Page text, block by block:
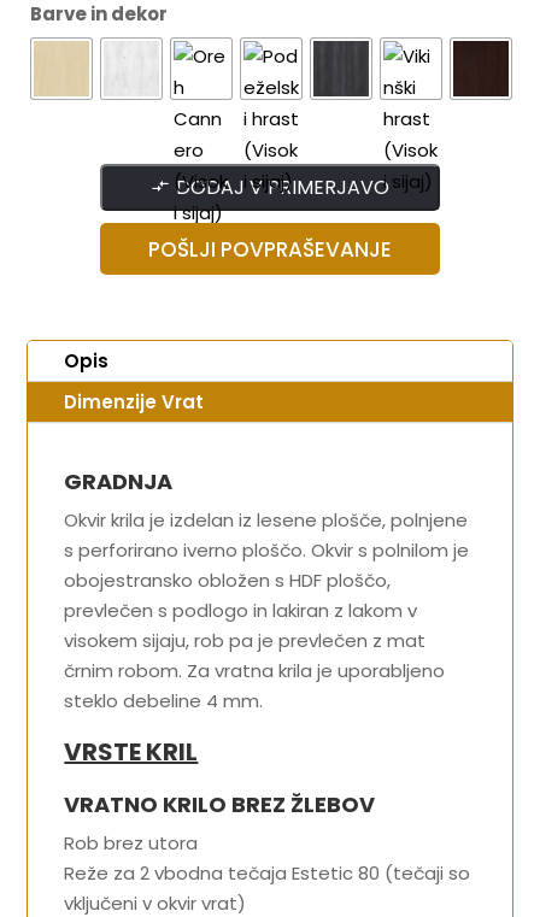
Barve in dekor
DODAJ V PRIMERJAVO
POŠLJI POVPRAŠEVANJE
Opis
Dimenzije Vrat
GRADNJA
Okvir krila je izdelan iz lesene plošče, polnjene
s perforirano iverno ploščo. Okvir s polnilom je
obojestransko obložen s HDF ploščo,
prevlečen s podlogo in lakiran z lakom v
visokem sijaju, rob pa je prevlečen z mat
črnim robom. Za vratna krila je uporabljeno
steklo debeline 4 mm.
VRSTE KRIL
VRATNO KRILO BREZ ŽLEBOV
Rob brez utora
Reže za 2 vbodna tečaja Estetic 80 (tečaji so
vključeni v okvir vrat)